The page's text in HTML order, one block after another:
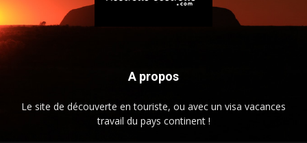
A propos
Le site de découverte en touriste, ou avec un visa vacances
travail du pays continent !